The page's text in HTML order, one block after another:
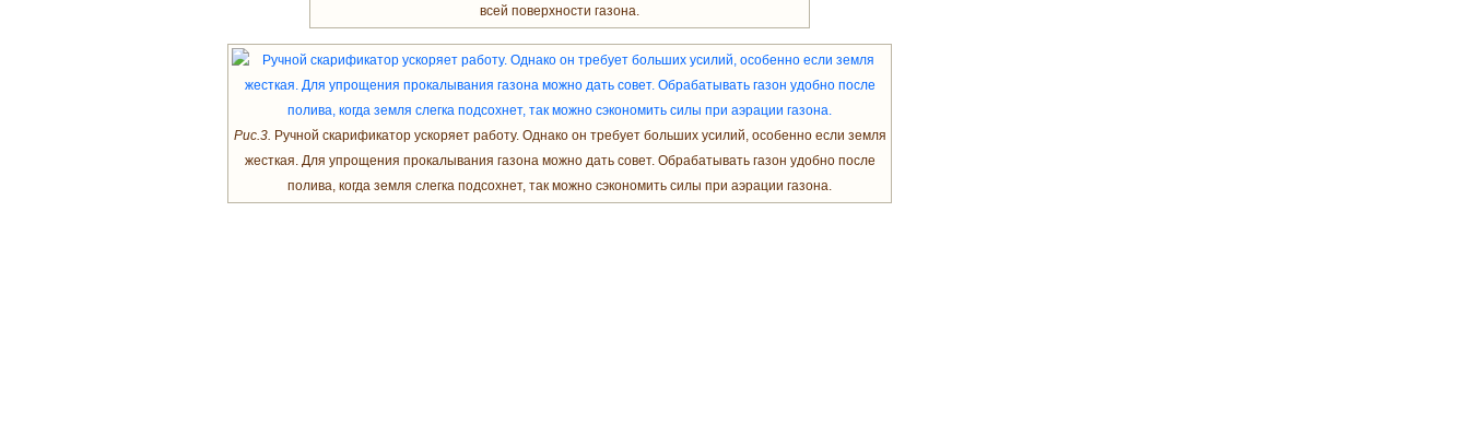
всей поверхности газона.
Рис.3. Ручной скарификатор ускоряет работу. Однако он требует больших усилий, особенно если земля
жесткая. Для упрощения прокалывания газона можно дать совет. Обрабатывать газон удобно после
полива, когда земля слегка подсохнет, так можно сэкономить силы при аэрации газона.